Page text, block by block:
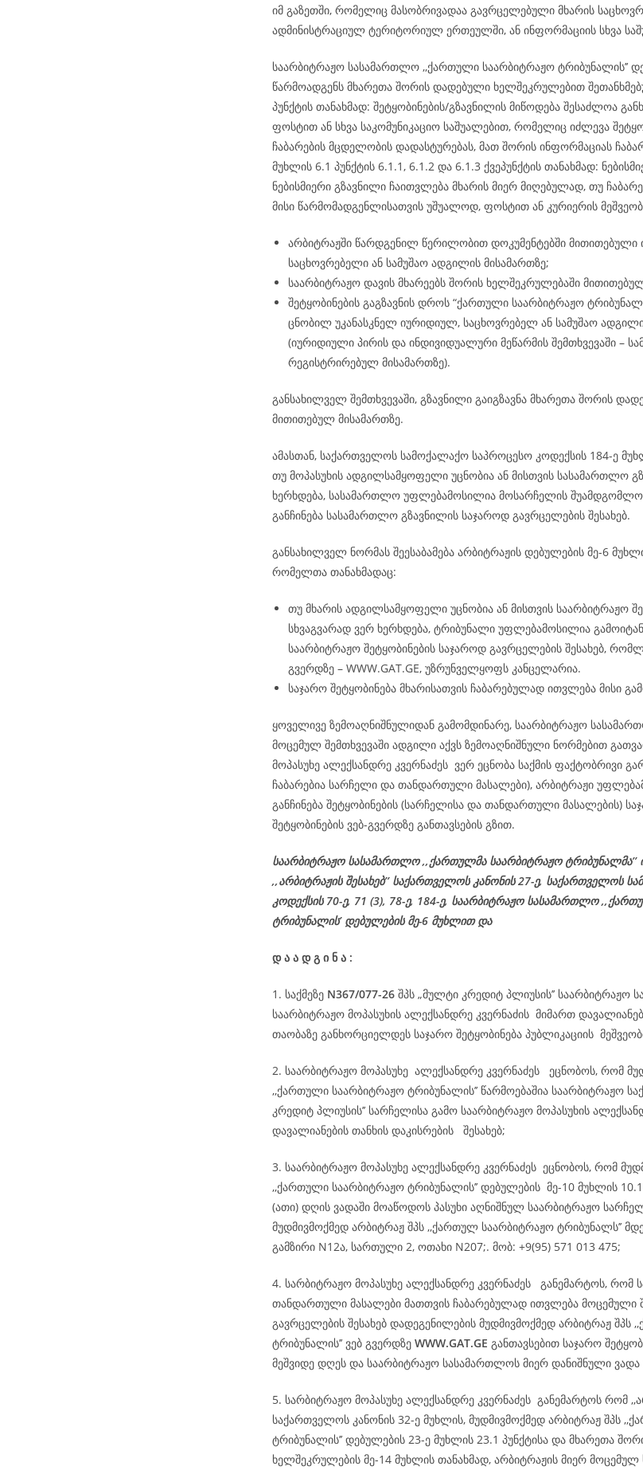
იმ გაზეთში, რომელიც მასობრივადაა გავრცელებული მხარის
ადმინისტრაციულ ტერიტორიულ ერთეულში, ან ინფორმაციის სხვა
საარბიტრაჟო სასამართლო ,,ქართული საარბიტრაჟო ტრიბუნალის’’
წარმოადგენს მხარეთა შორის დადებული ხელშეკრულებით
პუნქტის თანახმად: შეტყობინების/გზავნილის მიწოდება შესაძლოა
ფოსტით ან სხვა საკომუნიკაციო საშუალებით, რომელიც იძლევა
ჩაბარების მცდელობის დადასტურებას, მათ შორის ინფორმაციას
მუხლის 6.1 პუნქტის 6.1.1, 6.1.2 და 6.1.3 ქვეპუნქტის თანახმად:
ნებისმიერი გზავნილი ჩაითვლება მხარის მიერ მიღებულად, თუ
მისი წარმომადგენლისათვის უშუალოდ, ფოსტით ან კურიერის
არბიტრაჟში წარდგენილ წერილობით დოკუმენტებში მითითებული
საცხოვრებელი ან სამუშაო ადგილის მისამართზე;
საარბიტრაჟო დავის მხარეებს შორის ხელშეკრულებაში
შეტყობინების გაგზავნის დროს “ქართული საარბიტრაჟო
ცნობილ უკანასკნელ იურიდიულ, საცხოვრებელ ან სამუშაო
(იურიდიული პირის და ინდივიდუალური მეწარმის შემთხვევაში –
რეგისტრირებულ მისამართზე).
განსახილველ შემთხვევაში, გზავნილი გაიგზავნა მხარეთა შორის
მითითებულ მისამართზე.
ამასთან, საქართველოს სამოქალაქო საპროცესო კოდექსის 184-ე
თუ მოპასუხის ადგილსამყოფელი უცნობია ან მისთვის სასამართლო
ხერხდება, სასამართლო უფლებამოსილია მოსარჩელის
განჩინება სასამართლო გზავნილის საჯაროდ გავრცელების შესახებ.
განსახილველ ნორმას შეესაბამება არბიტრაჟის დებულების მე-6
რომელთა თანახმადაც:
თუ მხარის ადგილსამყოფელი უცნობია ან მისთვის საარბიტრაჟო
სხვაგვარად ვერ ხერხდება, ტრიბუნალი უფლებამოსილია
საარბიტრაჟო შეტყობინების საჯაროდ გავრცელების შესახებ,
გვერდზე – WWW.GAT.GE, უზრუნველყოფს კანცელარია.
საჯარო შეტყობინება მხარისათვის ჩაბარებულად ითვლება მისი
ყოველივე ზემოაღნიშნულიდან გამომდინარე, საარბიტრაჟო
მოცემულ შემთხვევაში ადგილი აქვს ზემოაღნიშნული ნორმებით
მოპასუხე ალექსანდრე კვერნაძეს ვერ ეცნობა საქმის ფაქტობრივი
ჩაბარებია სარჩელი და თანდართული მასალები), არბიტრაჟი
განჩინება შეტყობინების (სარჩელისა და თანდართული მასალების)
შეტყობინების ვებ-გვერდზე განთავსების გზით.
საარბიტრაჟო სასამართლო ,,ქართულმა საარბიტრაჟო ტრიბუნალმა’’
,,არბიტრაჟის შესახებ’’ საქართველოს კანონის 27-ე, საქართველოს
კოდექსის 70-ე, 71 (3), 78-ე, 184-ე, საარბიტრაჟო სასამართლო
ტრიბუნალის’ დებულების მე-6 მუხლით და
დ ა ა დ გ ი ნ ა :
1. საქმეზე N367/077-26 შპს „მულტი კრედიტ პლიუსის’’ საარბიტრაჟო
საარბიტრაჟო მოპასუხის ალექსანდრე კვერნაძის მიმართ
თაობაზე განხორციელდეს საჯარო შეტყობინება პუბლიკაციის
2. საარბიტრაჟო მოპასუხე ალექსანდრე კვერნაძეს ეცნობოს, რომ
,,ქართული საარბიტრაჟო ტრიბუნალის’’ წარმოებაშია საარბიტრაჟო
კრედიტ პლიუსის’’ სარჩელისა გამო საარბიტრაჟო მოპასუხის
დავალიანების თანხის დაკისრების შესახებ;
3. საარბიტრაჟო მოპასუხე ალექსანდრე კვერნაძეს ეცნობოს, რომ
,,ქართული საარბიტრაჟო ტრიბუნალის’’ დებულების მე-10 მუხლის 10.1.
(ათი) დღის ვადაში მოაწოდოს პასუხი აღნიშნულ საარბიტრაჟო
მუდმივმოქმედ არბიტრაჟ შპს ,,ქართულ საარბიტრაჟო ტრიბუნალს’’
გამზირი N12ა, სართული 2, ოთახი N207;. მობ: +9(95) 571 013 475;
4. სარბიტრაჟო მოპასუხე ალექსანდრე კვერნაძეს განემარტოს, რომ
თანდართული მასალები მათთვის ჩაბარებულად ითვლება მოცემული
გავრცელების შესახებ დადეგენილების მუდმივმოქმედ არბიტრაჟ შპს
ტრიბუნალის’’ ვებ გვერდზე WWW.GAT.GE განთავსებით საჯარო
მეშვიდე დღეს და საარბიტრაჟო სასამართლოს მიერ დანიშნული
5. სარბიტრაჟო მოპასუხე ალექსანდრე კვერნაძეს განემარტოს რომ
საქართველოს კანონის 32-ე მუხლის, მუდმივმოქმედ არბიტრაჟ შპს
ტრიბუნალის’’ დებულების 23-ე მუხლის 23.1 პუნქტისა და მხარეთა
ხელშეკრულების მე-14 მუხლის თანახმად, არბიტრაჟის მიერ მოცემულ